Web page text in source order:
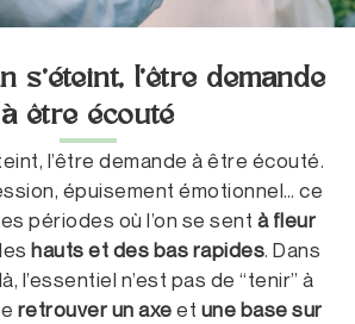
s’éteint, l’être demande
à être écouté
l’être demande à être écouté.
épuisement émotionnel… ce
périodes où l’on se sent à fleur
hauts et des bas rapides. Dans
l’essentiel n’est pas de “tenir” à
retrouver un axeet une base sur